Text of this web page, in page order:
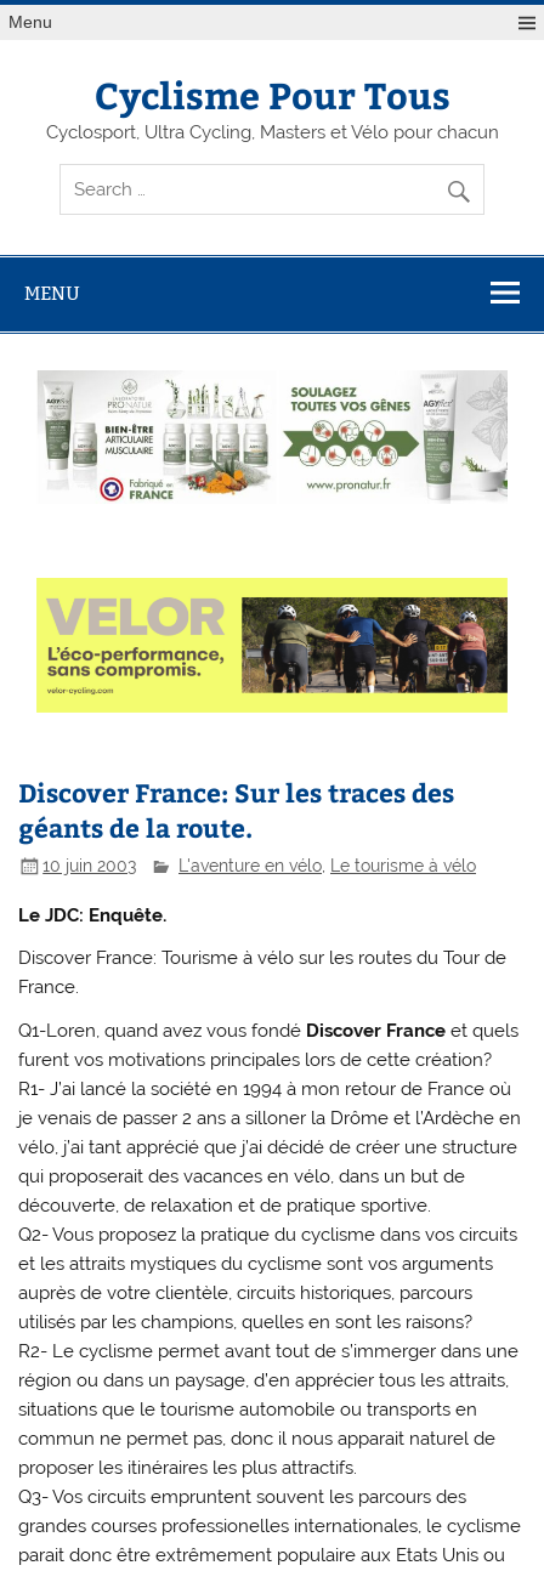
Menu
Cyclisme Pour Tous
Cyclosport, Ultra Cycling, Masters et Vélo pour chacun
MENU
Discover France: Sur les traces des
géants de la route.
10 juin 2003 L'aventure en vélo Le tourisme à vélo
Le JDC: Enquête.
Discover France: Tourisme à vélo sur les routes du Tour de
France.
Q1-Loren, quand avez vous fondé Discover France et quels
furent vos motivations principales lors de cette création?
R1- J’ai lancé la société en 1994 à mon retour de France où
je venais de passer 2 ans a silloner la Drôme et l’Ardèche en
vélo, j’ai tant apprécié que j’ai décidé de créer une structure
qui proposerait des vacances en vélo, dans un but de
découverte, de relaxation et de pratique sportive.
Q2- Vous proposez la pratique du cyclisme dans vos circuits
et les attraits mystiques du cyclisme sont vos arguments
auprès de votre clientèle, circuits historiques, parcours
utilisés par les champions, quelles en sont les raisons?
R2- Le cyclisme permet avant tout de s’immerger dans une
région ou dans un paysage, d’en apprécier tous les attraits,
situations que le tourisme automobile ou transports en
commun ne permet pas, donc il nous apparait naturel de
proposer les itinéraires les plus attractifs.
Q3- Vos circuits empruntent souvent les parcours des
grandes courses professionelles internationales, le cyclisme
parait donc être extrêmement populaire aux Etats Unis ou